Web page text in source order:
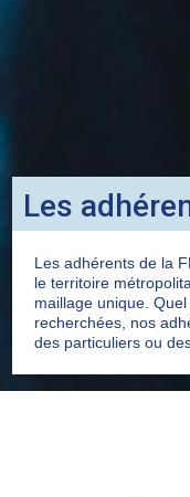
Les
Les adhérents de la
le territoire
maillage unique.
recherchées, nos
des particuliers ou